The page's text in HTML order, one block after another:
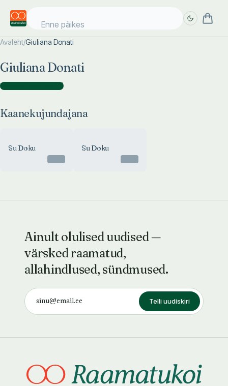
Enne päikes
Avaleht/Giuliana Donati
Giuliana Donati
Kaanekujundajana )
Kaanekujundajana
Su Doku Su Doku
Ainult olulised uudised —
värsked raamatud,
allahindlused, sündmused.
Telli uudiskiri